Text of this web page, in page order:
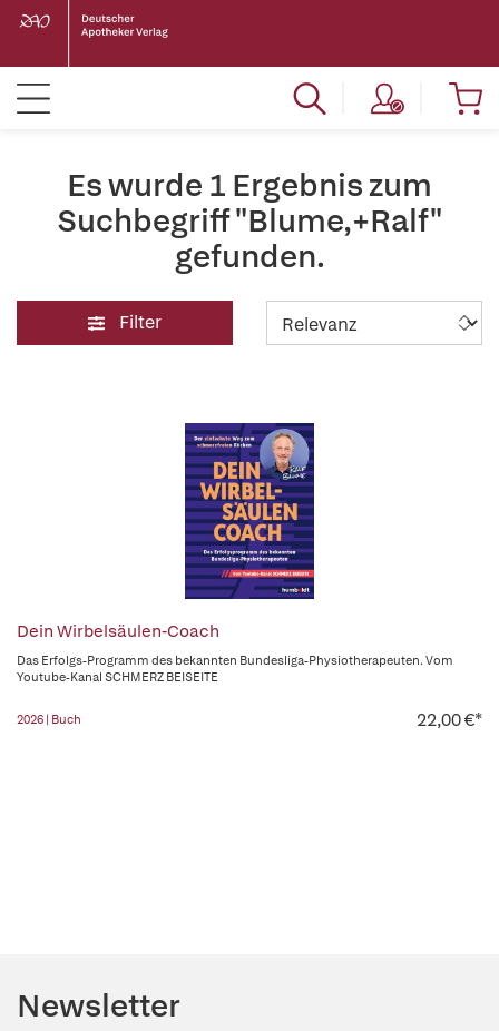
Es wurde 1 Ergebnis zum
Suchbegriff "Blume,+Ralf"
gefunden.
Filter
Dein Wirbelsäulen-Coach
Das Erfolgs-Programm des bekannten Bundesliga-Physiotherapeuten. Vom
Youtube-Kanal SCHMERZ BEISEITE
2026 | Buch 22,00 €*
Newsletter